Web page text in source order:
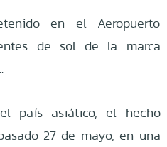
en el Aeropuerto
de sol de la marca
país asiático, el hecho
27 de mayo, en una